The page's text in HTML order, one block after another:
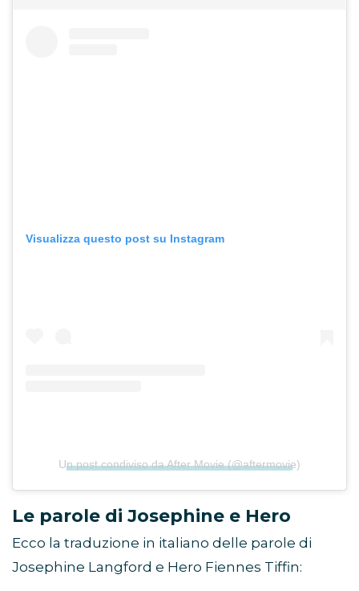
Visualizza questo post su Instagram
Un post condiviso da After Movie (@aftermovie)
Le parole di Josephine e Hero
Ecco la traduzione in italiano delle parole di
Josephine Langford e Hero Fiennes Tiffin: